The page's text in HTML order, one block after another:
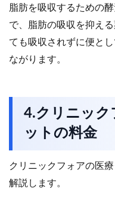
脂肪を吸収するための
で、脂肪の吸収を抑え
ても吸収されずに便と
ながります。
4.クリニック
ットの料金
クリニックフォアの医
解説します。